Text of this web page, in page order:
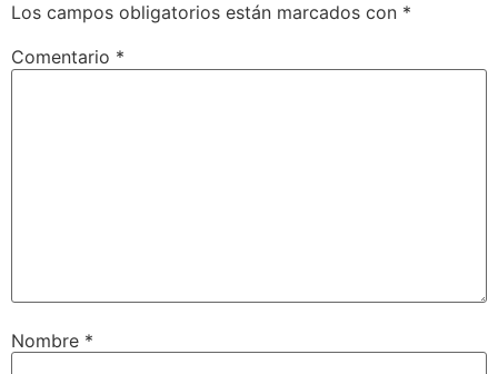
Los campos obligatorios están marcados con *
Comentario *
Nombre *